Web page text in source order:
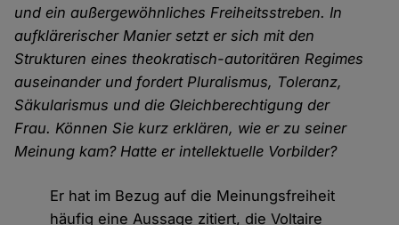
und ein außergewöhnliches Freiheitsstreben. In
aufklärerischer Manier setzt er sich mit den
Strukturen eines theokratisch-autoritären Regimes
auseinander und fordert Pluralismus, Toleranz,
Säkularismus und die Gleichberechtigung der
Frau. Können Sie kurz erklären, wie er zu seiner
Meinung kam? Hatte er intellektuelle Vorbilder?
Er hat im Bezug auf die Meinungsfreiheit
häufig eine Aussage zitiert, die Voltaire